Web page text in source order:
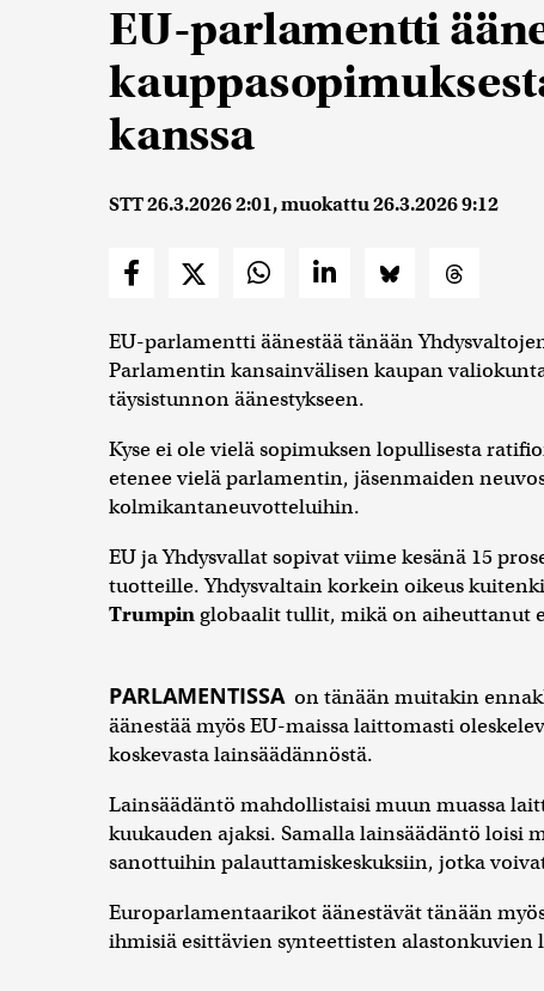
EU-parlamentti
kanssa
STT26.3.2026 2:01, muokattu26.3.2026 9:12
EU-parlamentti äänestää tänään
Parlamentin kansainvälisen kaupan
täysistunnon äänestykseen.
Kyse ei ole vielä sopimuksen lopullisesta
etenee vielä parlamentin, jäsenmaiden
kolmikantaneuvotteluihin.
EU ja Yhdysvallat sopivat viime kesänä 15
tuotteille. Yhdysvaltain korkein oikeus
Trumpinglobaalit tullit, mikä on aiheuttanut
PARLAMENTISSA on tänään muitakin
äänestää myös EU-maissa laittomasti
koskevasta lainsäädännöstä.
Lainsäädäntö mahdollistaisi muun muassa
kuukauden ajaksi. Samalla lainsäädäntö loisi
sanottuihin palauttamiskeskuksiin, jotka
Europarlamentaarikot äänestävät tänään
ihmisiä esittävien synteettisten alastonkuvien